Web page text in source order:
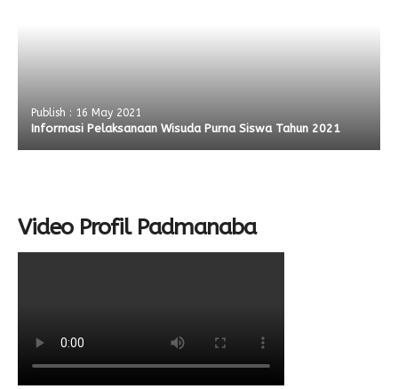
Publish : 16 May 2021
Informasi Pelaksanaan Wisuda Purna Siswa Tahun 2021
Video Profil Padmanaba